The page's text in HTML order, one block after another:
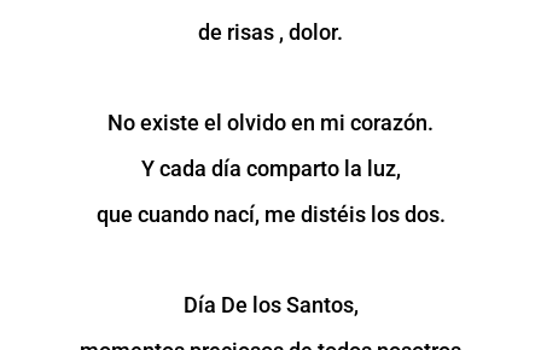
de risas , dolor.
No existe el olvido en mi corazón.
Y cada día comparto la luz,
que cuando nací, me distéis los dos.
Día De los Santos,